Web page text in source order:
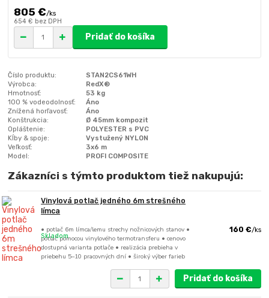
805 €/ks
654 € bez DPH
Pridať do košíka
Číslo produktu:
STAN2CS61WH
Výrobca:
RedX®
Hmotnosť:
53 kg
100 % vodeodolnosť:
Áno
Znížená horľavosť:
Áno
Konštrukcia:
Ø 45mm kompozit
Opláštenie:
POLYESTER s PVC
Kĺby & spoje:
Vystužený NYLON
Veľkosť:
3x6 m
Model:
PROFI COMPOSITE
Zákazníci s týmto produktom tiež nakupujú:
Vinylová potlač jedného 6m strešného
límca
• potlač 6m límca/lemu strechy nožnicových stanov •
potlač pomocou vinylového termotransferu • cenovo
dostupná varianta potlače • realizácia prebieha v
priebehu 5–10 pracovných dní • široký výber farieb
160 €/ks
Skladom
Pridať do košíka